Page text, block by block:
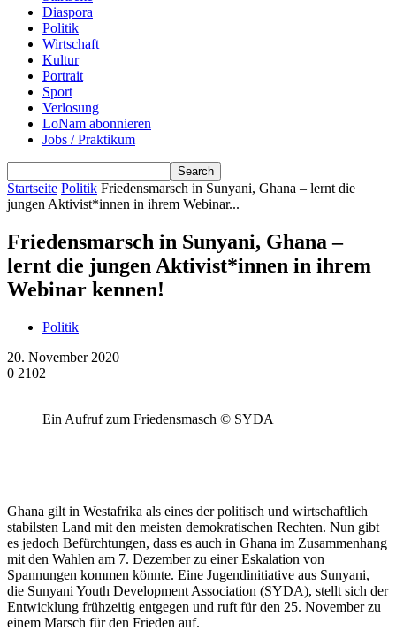
Diaspora
Politik
Wirtschaft
Kultur
Portrait
Sport
Verlosung
LoNam abonnieren
Jobs / Praktikum
Startseite Politik Friedensmarsch in Sunyani, Ghana – lernt die
jungen Aktivist*innen in ihrem Webinar...
Friedensmarsch in Sunyani, Ghana –
lernt die jungen Aktivist*innen in ihrem
Webinar kennen!
Politik
20. November 2020
0 2102
Ein Aufruf zum Friedensmasch © SYDA
Ghana gilt in Westafrika als eines der politisch und wirtschaftlich
stabilsten Land mit den meisten demokratischen Rechten. Nun gibt
es jedoch Befürchtungen, dass es auch in Ghana im Zusammenhang
mit den Wahlen am 7. Dezember zu einer Eskalation von
Spannungen kommen könnte. Eine Jugendinitiative aus Sunyani,
die Sunyani Youth Development Association (SYDA), stellt sich der
Entwicklung frühzeitig entgegen und ruft für den 25. November zu
einem Marsch für den Frieden auf.